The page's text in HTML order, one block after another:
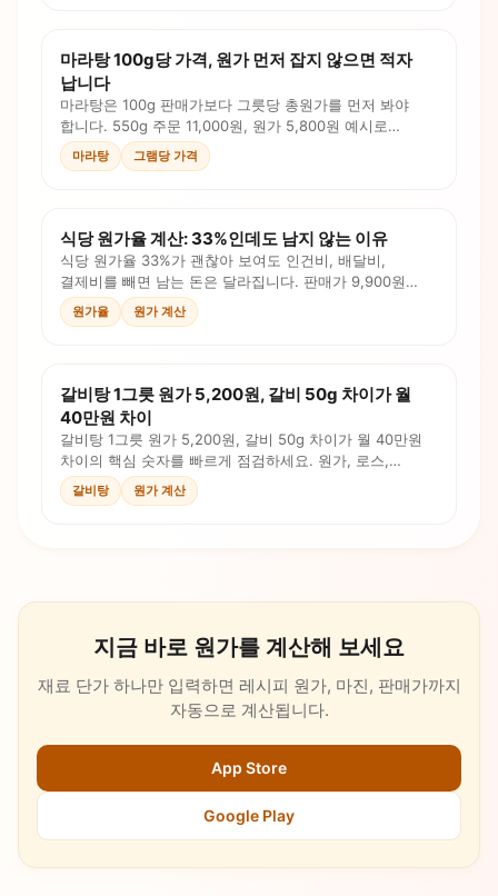
마라탕 100g당 가격, 원가 먼저 잡지 않으면 적자
납니다
마라탕은 100g 판매가보다 그릇당 총원가를 먼저 봐야
합니다. 550g 주문 11,000원, 원가 5,800원 예시로
재료군, 육수, 포장비, 채널비를 계산하세요.
마라탕 그램당 가격
식당 원가율 계산: 33%인데도 남지 않는 이유
식당 원가율 33%가 괜찮아 보여도 인건비, 배달비,
결제비를 빼면 남는 돈은 달라집니다. 판매가 9,900원
예시로 원가율과 프라임 코스트를 함께 계산하세요.
원가율 원가 계산
갈비탕 1그릇 원가 5,200원, 갈비 50g 차이가 월
40만원 차이
갈비탕 1그릇 원가 5,200원, 갈비 50g 차이가 월 40만원
차이의 핵심 숫자를 빠르게 점검하세요. 원가, 로스,
인건비, 판매가를 계산식과 체크리스트로 확인합니다.
갈비탕 원가 계산
지금 바로 원가를 계산해 보세요
재료 단가 하나만 입력하면 레시피 원가, 마진, 판매가까지
자동으로 계산됩니다.
App Store
Google Play